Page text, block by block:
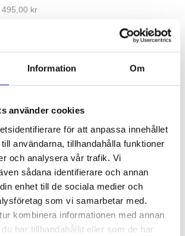
Information Om
använder cookies
för att anpassa innehållet
användarna, tillhandahålla funktioner
och analysera vår trafik. Vi
sådana identifierare och annan
enhet till de sociala medier och
som vi samarbetar med.
kombinera informationen med annan
har tillhandahållit eller som de har
kr
totalt 168,00 kr.
inte kan betala tillbaka skulden i tid riskerar
i din kommun. Kontaktuppgifter